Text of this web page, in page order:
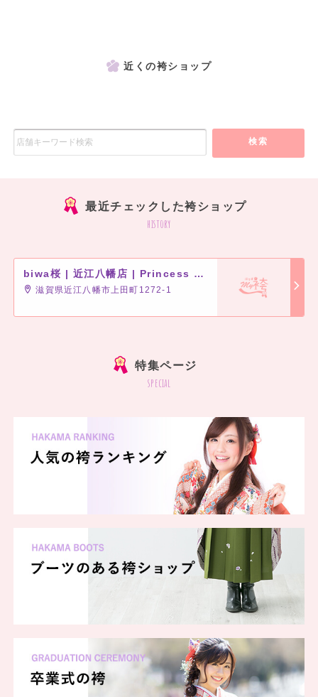
近くの袴ショップ
検索
最近チェックした袴ショップ
history
biwa桜 | 近江八幡店 | Princess Furisode
滋賀県近江八幡市上田町1272-1
特集ページ
special